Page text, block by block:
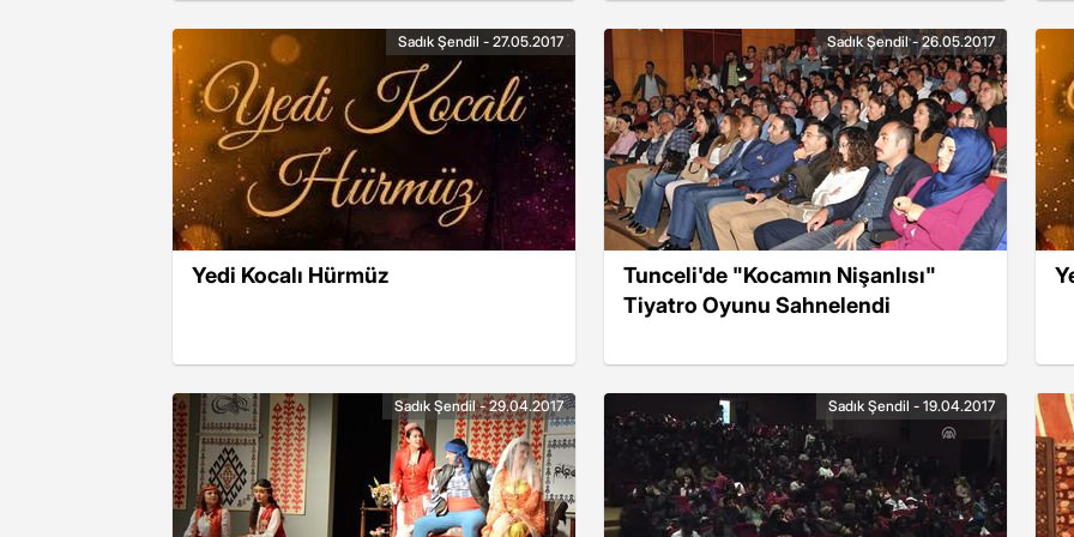
Yedi Kocalı Hürmüz
Sadık Şendil - 27.05.2017
Tunceli'de "Kocamın Nişanlısı"
Tiyatro Oyunu Sahnelendi
Sadık Şendil - 26.05.2017
Sadık Şendil - 29.04.2017 Sadık Şendil - 19.04.2017